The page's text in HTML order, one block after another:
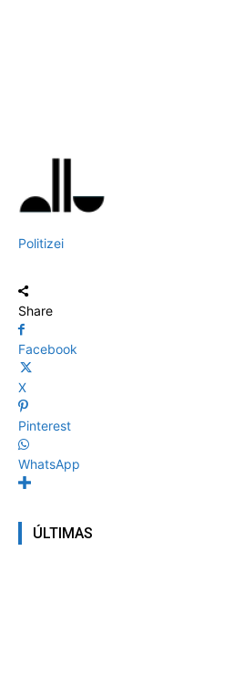
Politizei
Share
Facebook
X
Pinterest
WhatsApp
ÚLTIMAS